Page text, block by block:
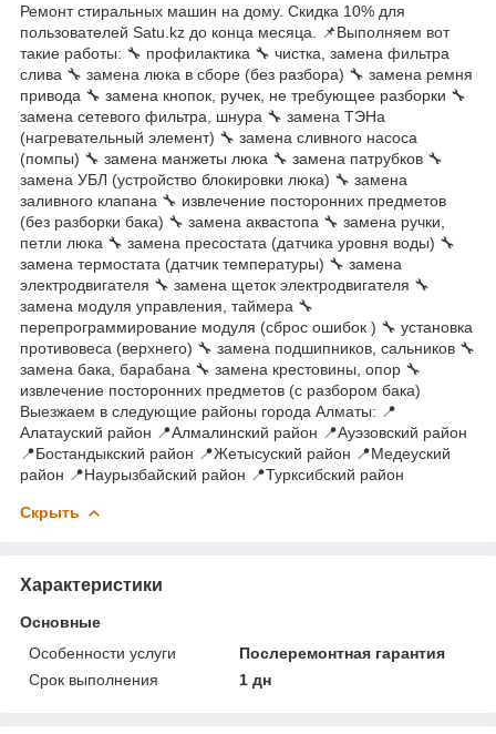
Ремонт стиральных машин на дому. Скидка 10% для
пользователей Satu.kz до конца месяца. 📌Выполняем вот
такие работы: 🔧 профилактика 🔧 чистка, замена фильтра
слива 🔧 замена люка в сборе (без разбора) 🔧 замена ремня
привода 🔧 замена кнопок, ручек, не требующее разборки 🔧
замена сетевого фильтра, шнура 🔧 замена ТЭНа
(нагревательный элемент) 🔧 замена сливного насоса
(помпы) 🔧 замена манжеты люка 🔧 замена патрубков 🔧
замена УБЛ (устройство блокировки люка) 🔧 замена
заливного клапана 🔧 извлечение посторонних предметов
(без разборки бака) 🔧 замена аквастопа 🔧 замена ручки,
петли люка 🔧 замена пресостата (датчика уровня воды) 🔧
замена термостата (датчик температуры) 🔧 замена
электродвигателя 🔧 замена щеток электродвигателя 🔧
замена модуля управления, таймера 🔧
перепрограммирование модуля (сброс ошибок ) 🔧 установка
противовеса (верхнего) 🔧 замена подшипников, сальников 🔧
замена бака, барабана 🔧 замена крестовины, опор 🔧
извлечение посторонних предметов (с разбором бака)
Выезжаем в следующие районы города Алматы: 📍
Алатауский район 📍Алмалинский район 📍Ауэзовский район
📍Бостандыкский район 📍Жетысуский район 📍Медеуский
район 📍Наурызбайский район 📍Турксибский район
Скрыть
Характеристики
Основные
Особенности услуги
Послеремонтная гарантия
Срок выполнения
1 дн